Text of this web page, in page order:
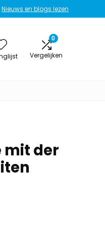
Nieuws en blogs lezen
0
Vergelijken
mit der